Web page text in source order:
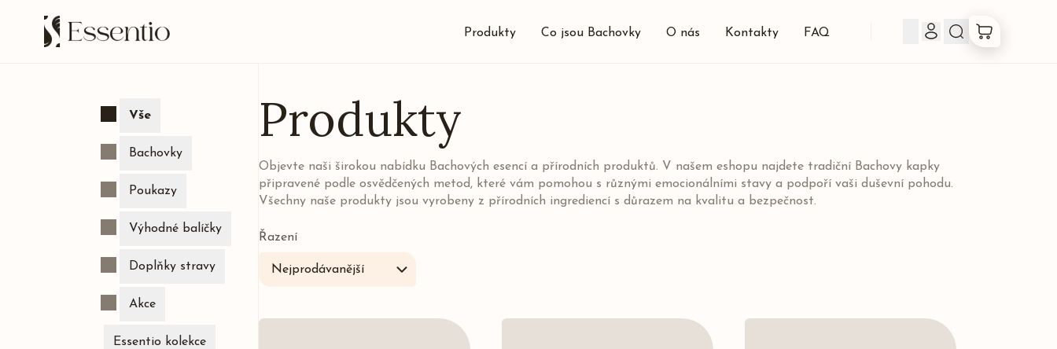
Produkty Co jsou Bachovky O nás Kontakty FAQ
Co jsou Bachovky
Vše
Bachovky
Poukazy
Výhodné balíčky
Doplňky stravy
Akce
Essentio kolekce
Produkty
Objevte naši širokou nabídku Bachových esencí a přírodních produktů. V našem eshopu najdete tradiční Bachovy kapky
připravené podle osvědčených metod, které vám pomohou s různými emocionálními stavy a podpoří vaši duševní pohodu.
Všechny naše produkty jsou vyrobeny z přírodních ingrediencí s důrazem na kvalitu a bezpečnost.
Řazení
Nejprodávanější